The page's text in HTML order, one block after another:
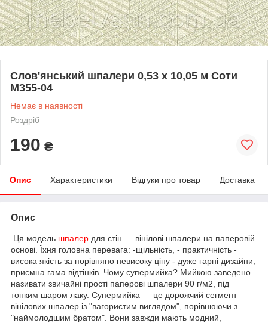
Слов'янський шпалери 0,53 х 10,05 м Соти
М355-04
Немає в наявності
Роздріб
190 ₴
Опис Характеристики Відгуки про товар Доставка
Опис
Ця модель шпалер для стін — вінілові шпалери на паперовій
основі. Їхня головна перевага: -щільність, - практичність -
висока якість за порівняно невисоку ціну - дуже гарні дизайни,
приємна гама відтінків. Чому супермийка? Мийкою заведено
називати звичайні прості паперові шпалери 90 г/м2, під
тонким шаром лаку. Супермийка — це дорожчий сегмент
вінілових шпалер із "вагористим виглядом", порівнюючи з
"наймолодшим братом". Вони завжди мають модний,